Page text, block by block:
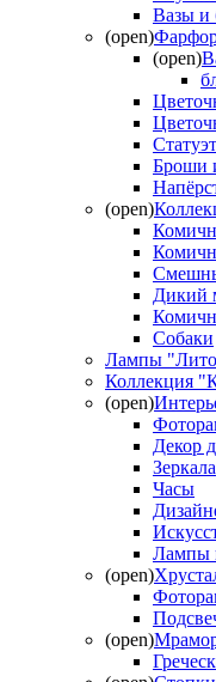
Вазы и
(open)
(open)
Броши
(open)
Дикий
Собаки
Лампы
Коллекция
(open)
Декор
Зеркала
Часы
Лампы
(open)
(open)